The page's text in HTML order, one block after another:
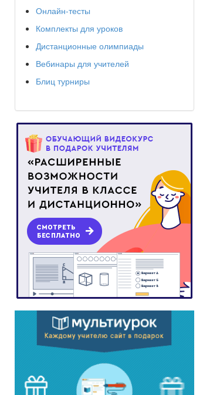
Онлайн-тесты
Комплекты для уроков
Дистанционные олимпиады
Вебинары для учителей
Блиц турниры